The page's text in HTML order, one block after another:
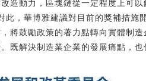
造動力，區塊鏈從一定程度上可
此，華博雅建議對目前的獎補措
將鼓勵政策的著力點轉向實體制
既解決制造業企業的發展痛點，